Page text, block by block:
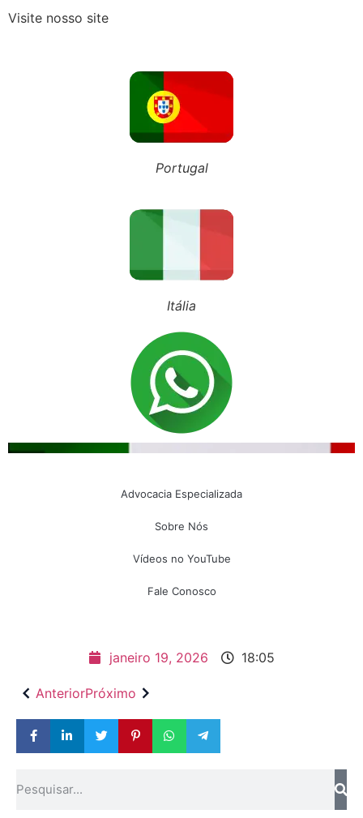
Siga nosso Tiktok
Advocacia Especializada
Sobre Nós
Vídeos no YouTube
Fale Conosco
janeiro 19, 2026 18:05
AnteriorPróximo
Visite nosso site
Portugal
Itália